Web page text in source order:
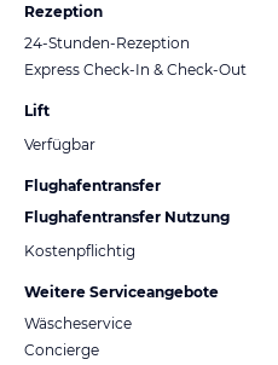
Rezeption
24-Stunden-Rezeption
Express Check-In & Check-Out
Lift
Verfügbar
Flughafentransfer
Flughafentransfer Nutzung
Kostenpflichtig
Weitere Serviceangebote
Wäscheservice
Concierge